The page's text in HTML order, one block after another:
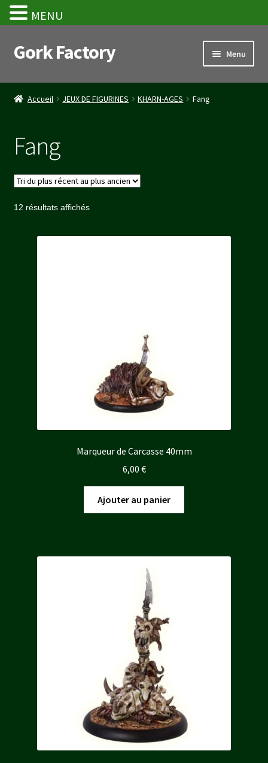
Aller
à
navigation
Aller
au
Gork Factory Menu
Accueil
Mon compte
Panier
Stripe Payment Success Page
Validation de la commande
Accueil JEUX DE FIGURINES KHARN-AGES Fang
Fang
12 résultats affichésTrié
Marqueur de Carcasse 40mm
6,00 €
Ajouter au panier
MENU